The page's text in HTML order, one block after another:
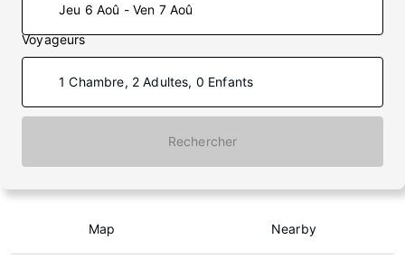
Jeu 6 Aoû - Ven 7 Aoû
Voyageurs
1 Chambre, 2 Adultes, 0 Enfants
Rechercher
Map Nearby